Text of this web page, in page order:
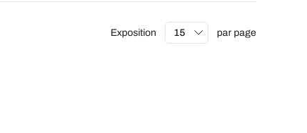
Exposition par page